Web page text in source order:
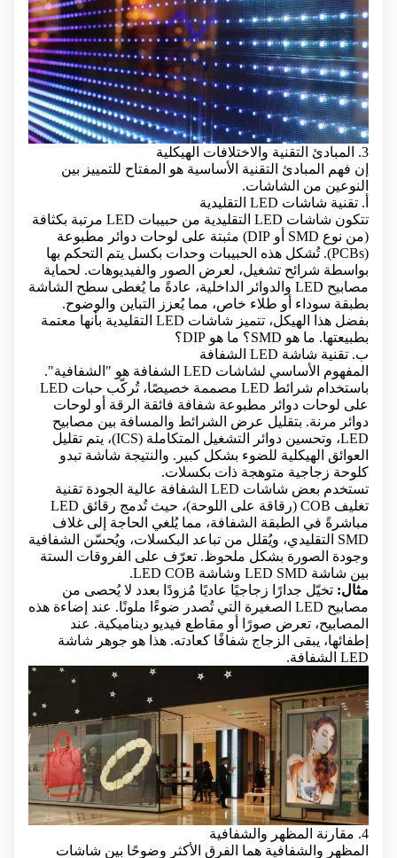
3. المبادئ التقنية والاختلافات الهيكلية
إن فهم المبادئ التقنية الأساسية هو المفتاح للتمييز بين
النوعين من الشاشات.
أ. تقنية شاشات LED التقليدية
تتكون شاشات LED التقليدية من حبيبات LED مرتبة بكثافة
(من نوع SMD أو DIP) مثبتة على لوحات دوائر مطبوعة
(PCBs). تُشكل هذه الحبيبات وحدات بكسل يتم التحكم بها
بواسطة شرائح تشغيل، لعرض الصور والفيديوهات. لحماية
مصابيح LED والدوائر الداخلية، عادةً ما يُغطى سطح الشاشة
بطبقة سوداء أو طلاء خاص، مما يُعزز التباين والوضوح.
بفضل هذا الهيكل، تتميز شاشات LED التقليدية بأنها معتمة
بطبيعتها. ما هو SMD؟ ما هو DIP؟
ب. تقنية شاشة LED الشفافة
المفهوم الأساسي لشاشات LED الشفافة هو "الشفافية".
باستخدام شرائط LED مصممة خصيصًا، تُركّب حبات LED
على لوحات دوائر مطبوعة شفافة فائقة الرقة أو لوحات
دوائر مرنة. بتقليل عرض الشرائط والمسافة بين مصابيح
LED، وتحسين دوائر التشغيل المتكاملة (ICS)، يتم تقليل
العوائق الهيكلية للضوء بشكل كبير. والنتيجة شاشة تبدو
كلوحة زجاجية متوهجة ذات بكسلات.
تستخدم بعض شاشات LED الشفافة عالية الجودة تقنية
تغليف COB (رقاقة على اللوحة)، حيث تُدمج رقائق LED
مباشرةً في الطبقة الشفافة، مما يُلغي الحاجة إلى غلاف
SMD التقليدي، ويُقلل من تباعد البكسلات، ويُحسّن الشفافية
وجودة الصورة بشكل ملحوظ. تعرّف على الفروقات الستة
بين شاشة LED SMD وشاشة LED COB.
مثال: تخيّل جدارًا زجاجيًا عاديًا مُزودًا بعدد لا يُحصى من
مصابيح LED الصغيرة التي تُصدر ضوءًا ملونًا. عند إضاءة هذه
المصابيح، تعرض صورًا أو مقاطع فيديو ديناميكية. عند
إطفائها، يبقى الزجاج شفافًا كعادته. هذا هو جوهر شاشة
LED الشفافة.
4. مقارنة المظهر والشفافية
المظهر والشفافية هما الفرق الأكثر وضوحًا بين شاشات